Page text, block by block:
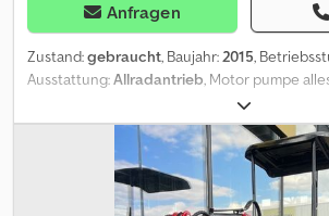
Anfragen
Zustand:gebraucht, Baujahr:2015,
Ausstattung:Allradantrieb, Motor pumpe
angaben ohne Gewähr!!! Csdpov A Sbtofx
Hauserdorf Bacherstr.1